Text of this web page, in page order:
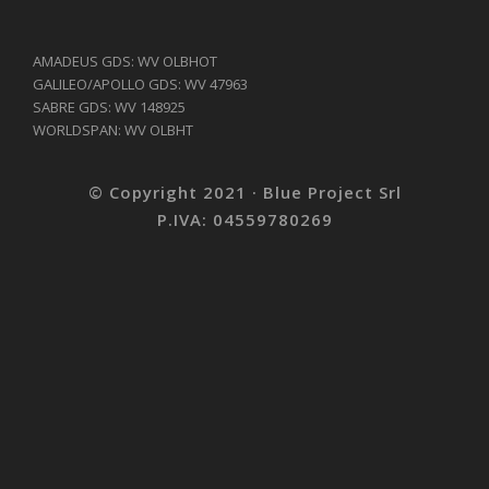
AMADEUS GDS: WV OLBHOT
GALILEO/APOLLO GDS: WV 47963
SABRE GDS: WV 148925
WORLDSPAN: WV OLBHT
© Copyright 2021 · Blue Project Srl
P.IVA: 04559780269